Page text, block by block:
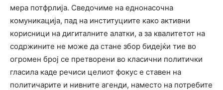
мера потфрлија. Сведочиме на еднонасочна
комуникација, пад на институциите како активни
корисници на дигиталните алатки, а за квалитетот на
содржините не може да стане збор бидејќи тие во
огромен број се претворени во класични политички
гласила каде речиси целиот фокус е ставен на
политичарите и нивните агенди, наместо на потребите